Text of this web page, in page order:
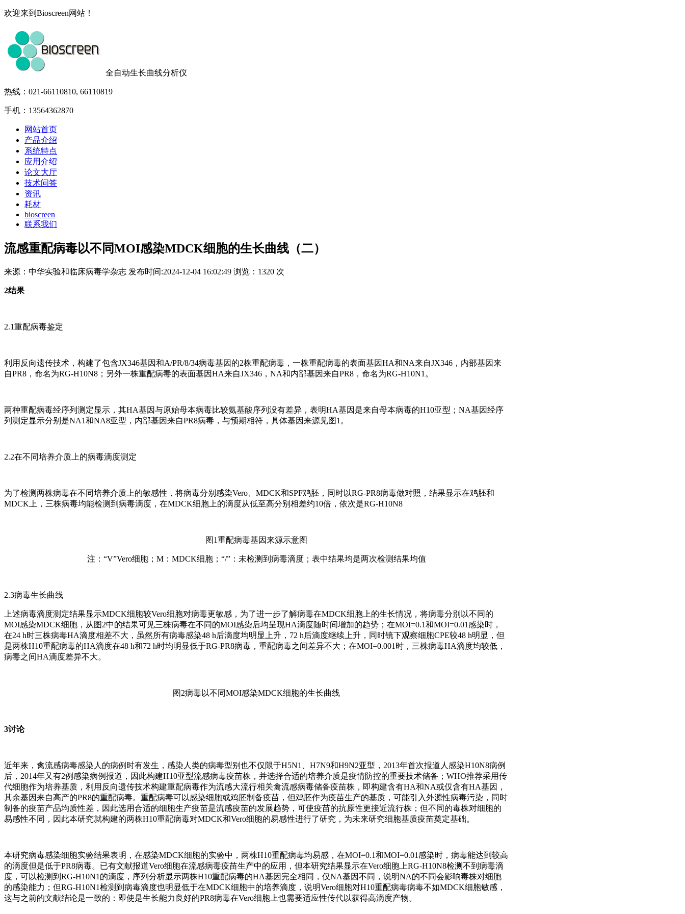
欢迎来到Bioscreen网站！
全自动生长曲线分析仪
热线：021-66110810, 66110819
手机：13564362870
网站首页
产品介绍
系统特点
应用介绍
论文大厅
技术问答
资讯
耗材
bioscreen
联系我们
流感重配病毒以不同MOI感染MDCK细胞的生长曲线（二）
来源： 中华实验和临床病毒学杂志 发布时间:2024-12-04 16:02:49 浏览： 1320 次
2结果
2.1重配病毒鉴定
利用反向遗传技术，构建了包含JX346基因和A/PR/8/34病毒基因的2株重配病毒，一株重配病毒的表面基因HA和NA来自JX346，内部基因来
自PR8，命名为RG-H10N8；另外一株重配病毒的表面基因HA来自JX346，NA和内部基因来自PR8，命名为RG-H10N1。
两种重配病毒经序列测定显示，其HA基因与原始母本病毒比较氨基酸序列没有差异，表明HA基因是来自母本病毒的H10亚型；NA基因经序
列测定显示分别是NA1和NA8亚型，内部基因来自PR8病毒，与预期相符，具体基因来源见图1。
2.2在不同培养介质上的病毒滴度测定
为了检测两株病毒在不同培养介质上的敏感性，将病毒分别感染Vero、MDCK和SPF鸡胚，同时以RG-PR8病毒做对照，结果显示在鸡胚和
MDCK上，三株病毒均能检测到病毒滴度，在MDCK细胞上的滴度从低至高分别相差约10倍，依次是RG-H10N8
图1重配病毒基因来源示意图
注：“V”Vero细胞；M：MDCK细胞；“/”：未检测到病毒滴度；表中结果均是两次检测结果均值
2.3病毒生长曲线
上述病毒滴度测定结果显示MDCK细胞较Vero细胞对病毒更敏感，为了进一步了解病毒在MDCK细胞上的生长情况，将病毒分别以不同的
MOI感染MDCK细胞，从图2中的结果可见三株病毒在不同的MOI感染后均呈现HA滴度随时间增加的趋势；在MOI=0.1和MOI=0.01感染时，
在24 h时三株病毒HA滴度相差不大，虽然所有病毒感染48 h后滴度均明显上升，72 h后滴度继续上升，同时镜下观察细胞CPE较48 h明显，但
是两株H10重配病毒的HA滴度在48 h和72 h时均明显低于RG-PR8病毒，重配病毒之间差异不大；在MOI=0.001时，三株病毒HA滴度均较低，
病毒之间HA滴度差异不大。
图2病毒以不同MOI感染MDCK细胞的生长曲线
3讨论
近年来，禽流感病毒感染人的病例时有发生，感染人类的病毒型别也不仅限于H5N1、H7N9和H9N2亚型，2013年首次报道人感染H10N8病例
后，2014年又有2例感染病例报道，因此构建H10亚型流感病毒疫苗株，并选择合适的培养介质是疫情防控的重要技术储备；WHO推荐采用传
代细胞作为培养基质，利用反向遗传技术构建重配病毒作为流感大流行相关禽流感病毒储备疫苗株，即构建含有HA和NA或仅含有HA基因，
其余基因来自高产的PR8的重配病毒。重配病毒可以感染细胞或鸡胚制备疫苗，但鸡胚作为疫苗生产的基质，可能引入外源性病毒污染，同时
制备的疫苗产品均质性差，因此选用合适的细胞生产疫苗是流感疫苗的发展趋势，可使疫苗的抗原性更接近流行株；但不同的毒株对细胞的
易感性不同，因此本研究就构建的两株H10重配病毒对MDCK和Vero细胞的易感性进行了研究，为未来研究细胞基质疫苗奠定基础。
本研究病毒感染细胞实验结果表明，在感染MDCK细胞的实验中，两株H10重配病毒均易感，在MOI=0.1和MOI=0.01感染时，病毒能达到较高
的滴度但是低于PR8病毒。已有文献报道Vero细胞在流感病毒疫苗生产中的应用，但本研究结果显示在Vero细胞上RG-H10N8检测不到病毒滴
度，可以检测到RG-H10N1的滴度，序列分析显示两株H10重配病毒的HA基因完全相同，仅NA基因不同，说明NA的不同会影响毒株对细胞
的感染能力；但RG-H10N1检测到病毒滴度也明显低于在MDCK细胞中的培养滴度，说明Vero细胞对H10重配病毒病毒不如MDCK细胞敏感，
这与之前的文献结论是一致的：即使是生长能力良好的PR8病毒在Vero细胞上也需要适应性传代以获得高滴度产物。